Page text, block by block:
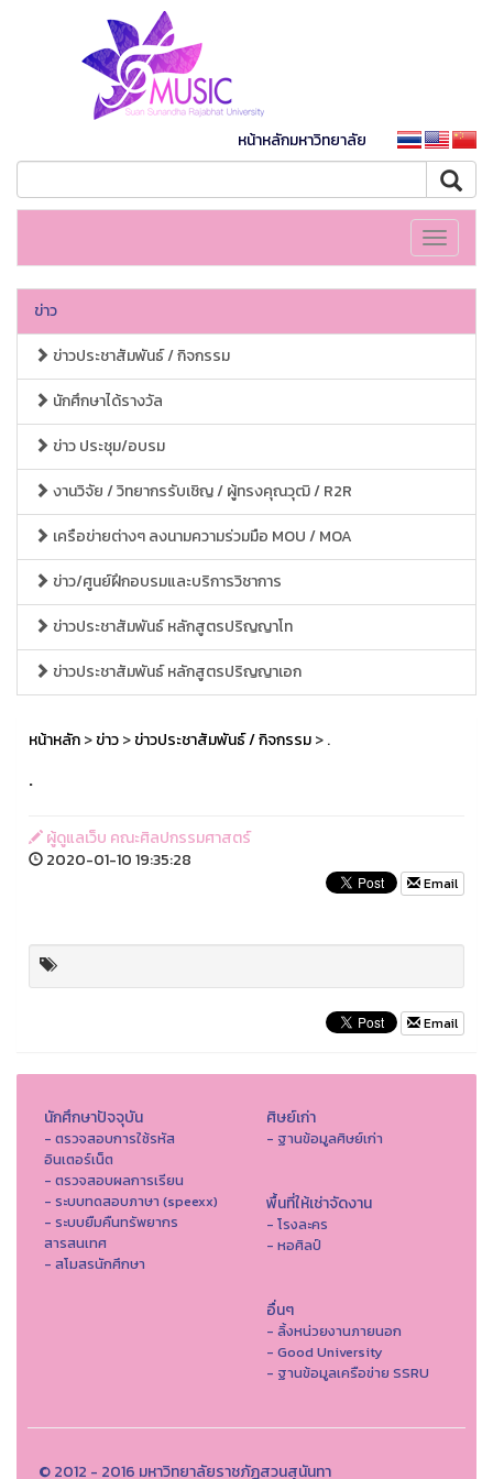
หน้าหลักมหาวิทยาลัย
Toggle
ข่าว
ข่าวประชาสัมพันธ์ / กิจกรรม
นักศึกษาได้รางวัล
ข่าว ประชุม/อบรม
งานวิจัย / วิทยากรรับเชิญ / ผู้ทรงคุณวุฒิ / R2R
เครือข่ายต่างๆ ลงนามความร่วมมือ MOU / MOA
ข่าว/ศูนย์ฝึกอบรมและบริการวิชาการ
ข่าวประชาสัมพันธ์ หลักสูตรปริญญาโท
ข่าวประชาสัมพันธ์ หลักสูตรปริญญาเอก
หน้าหลัก>ข่าว>ข่าวประชาสัมพันธ์ / กิจกรรม> .
.
ผู้ดูแลเว็บ คณะศิลปกรรมศาสตร์
2020-01-10 19:35:28
Email
Email
นักศึกษาปัจจุบัน
- ตรวจสอบการใช้รหัส
อินเตอร์เน็ต
- ตรวจสอบผลการเรียน
- ระบบทดสอบภาษา (speexx)
- ระบบยืมคืนทรัพยากร
สารสนเทศ
- สโมสรนักศึกษา
ศิษย์เก่า
- ฐานข้อมูลศิษย์เก่า
พื้นที่ให้เช่าจัดงาน
- โรงละคร
- หอศิลป์
อื่นๆ
- ลิ้งหน่วยงานภายนอก
- Good University
- ฐานข้อมูลเครือข่าย SSRU
© 2012 - 2016 มหาวิทยาลัยราชภัฏสวนสุนันทา